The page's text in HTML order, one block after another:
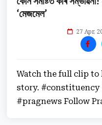
‘মেজমেল’
27 Apr,
Watch the full clip
story. #constituency
#pragnews Follow